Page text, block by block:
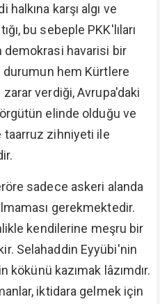
halkına karşı algı ve
bu sebeple PKK'lıları
havarisi bir
hem Kürtlere
verdiği, Avrupa'daki
elinde olduğu ve
taarruz zihniyeti ile
sadece askeri alanda
gerekmektedir.
kendilerine meşru bir
Selahaddin Eyyübi'nin
kökünü kazımak lâzımdır.
iktidara gelmek için